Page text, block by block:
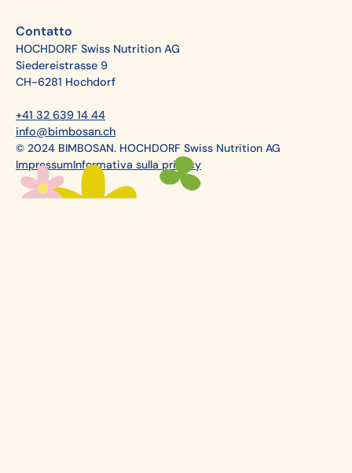
Contatto
HOCHDORF Swiss Nutrition AG
Siedereistrasse 9
CH-6281 Hochdorf
+41 32 639 14 44
info@bimbosan.ch
© 2024 BIMBOSAN. HOCHDORF Swiss Nutrition AG
ImpressumInformativa sulla privacy